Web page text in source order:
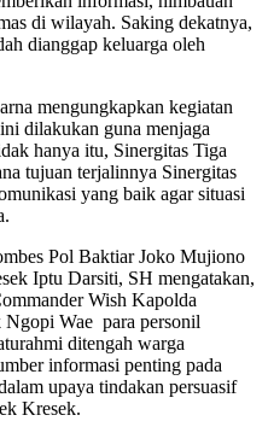
di wilayah. Saking dekatnya,
dianggap keluarga oleh
mengungkapkan kegiatan
dilakukan guna menjaga
hanya itu, Sinergitas Tiga
tujuan terjalinnya Sinergitas
yang baik agar situasi
Pol Baktiar Joko Mujiono
Iptu Darsiti, SH mengatakan,
Wish Kapolda
Wae para personil
ditengah warga
informasi penting pada
upaya tindakan persuasif
Kresek.